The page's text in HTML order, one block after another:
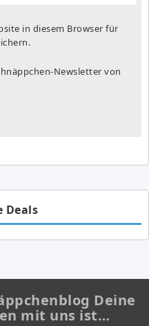
in diesem Browser für
Newsletter von
Deals
Deine
mit uns ist…